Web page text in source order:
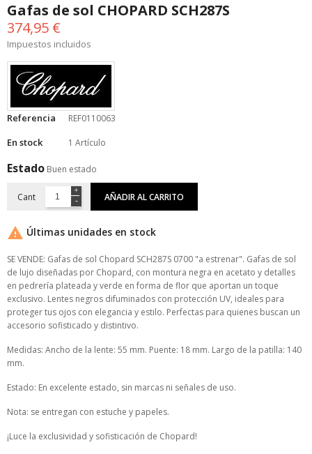
Gafas de sol CHOPARD SCH287S
374,95 €
Impuestos incluidos
Referencia REF0110063
En stock 1 Artículo
Estado Buen estado
Cant AÑADIR AL CARRITO
 Últimas unidades en stock
SE VENDE: Gafas de sol Chopard SCH287S 0700 "a estrenar". Gafas de sol
de lujo diseñadas por Chopard, con montura negra en acetato y detalles
en pedrería plateada y verde en forma de flor que aportan un toque
exclusivo. Lentes negros difuminados con protección UV, ideales para
proteger tus ojos con elegancia y estilo. Perfectas para quienes buscan un
accesorio sofisticado y distintivo.
Medidas: Ancho de la lente: 55 mm. Puente: 18 mm. Largo de la patilla: 140
mm.
Estado: En excelente estado, sin marcas ni señales de uso.
Nota: se entregan con estuche y papeles.
¡Luce la exclusividad y sofisticación de Chopard!